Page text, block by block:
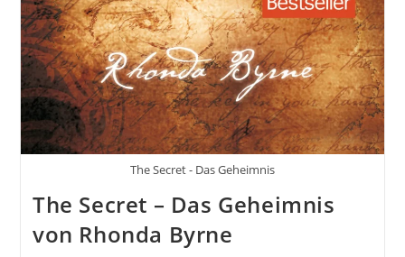
The Secret - Das Geheimnis
The Secret – Das Geheimnis
von Rhonda Byrne